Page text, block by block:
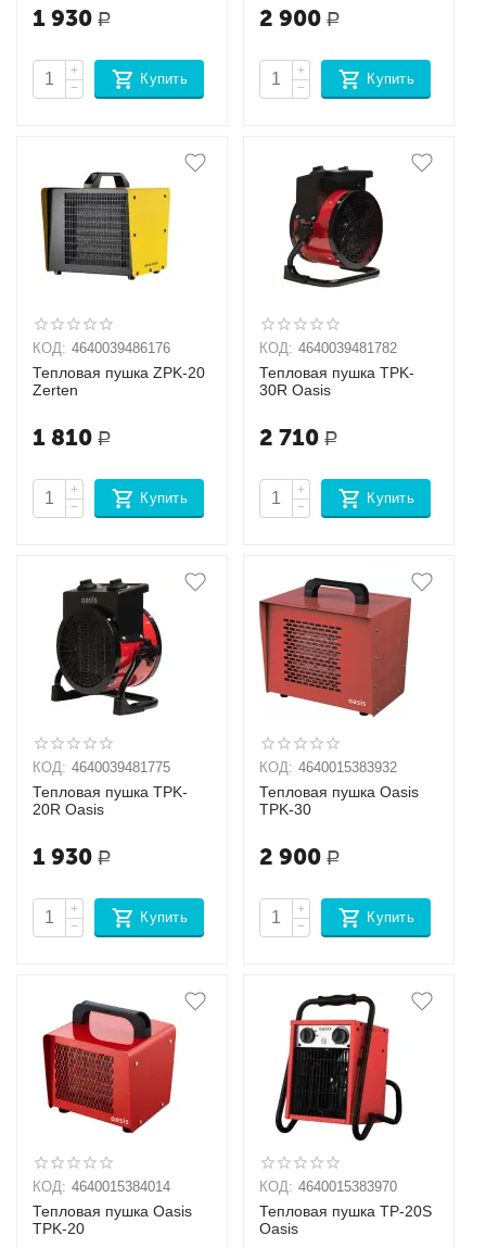
1 930 Р
+
−
Купить
2 900 Р
+
−
Купить
КОД: 4640039486176
Тепловая пушка ZPK-20
Zerten
1 810 Р
+
−
Купить
КОД: 4640039481782
Тепловая пушка TPK-
30R Oasis
2 710 Р
+
−
Купить
КОД: 4640039481775
Тепловая пушка TPK-
20R Oasis
1 930 Р
+
−
Купить
КОД: 4640015383932
Тепловая пушка Oasis
ТPK-30
2 900 Р
+
−
Купить
КОД: 4640015384014
Тепловая пушка Oasis
ТPK-20
КОД: 4640015383970
Тепловая пушка TP-20S
Oasis